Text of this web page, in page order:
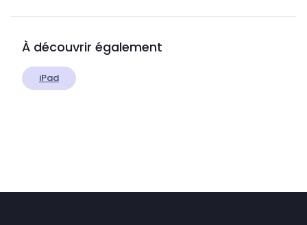
À découvrir également
iPad